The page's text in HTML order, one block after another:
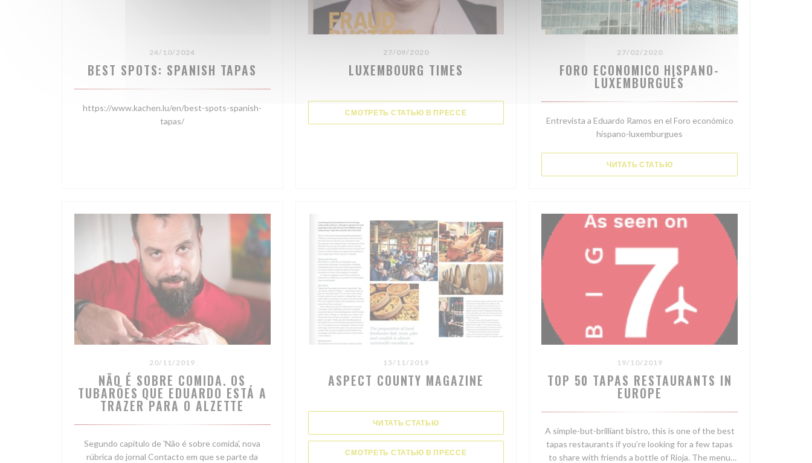
24/10/2024
BEST SPOTS: SPANISH TAPAS
https://www.kachen.lu/en/best-spots-spanish-
tapas/
27/09/2020
LUXEMBOURG TIMES
СМОТРЕТЬ СТАТЬЮ В ПРЕССЕ((ОТКРЫВАЕТСЯ В НОВОМ ОКНЕ))
27/02/2020
FORO ECONOMICO HISPANO-
LUXEMBURGUÉS
Entrevista a Eduardo Ramos en el Foro económico
hispano-luxemburgues
ЧИТАТЬ СТАТЬЮ((ОТКРЫВАЕТСЯ В НОВОМ ОКНЕ))
20/11/2019
NÃO É SOBRE COMIDA. OS
TUBARÕES QUE EDUARDO ESTÁ A
TRAZER PARA O ALZETTE
Segundo capítulo de 'Não é sobre comida', nova
rúbrica do jornal Contacto em que se parte da
15/11/2019
ASPECT COUNTY MAGAZINE
ЧИТАТЬ СТАТЬЮ((ОТКРЫВАЕТСЯ В НОВОМ ОКНЕ))
СМОТРЕТЬ СТАТЬЮ В ПРЕССЕ((ОТКРЫВАЕТСЯ В НОВОМ ОКНЕ))
19/10/2019
TOP 50 TAPAS RESTAURANTS IN
EUROPE
A simple-but-brilliant bistro, this is one of the best
tapas restaurants if you’re looking for a few tapas
to share with friends a bottle of Rioja. The menu